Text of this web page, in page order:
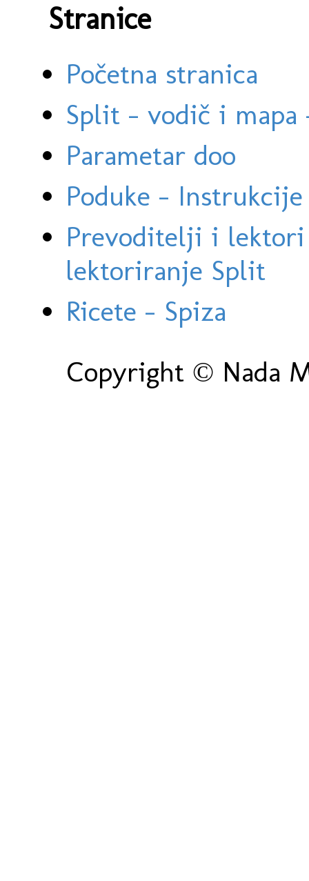
Stranice
Početna stranica
Split - vodič i
Parametar doo
Poduke -
Prevoditelji i
lektoriranje Split
Ricete - Spiza
Copyright © Nada